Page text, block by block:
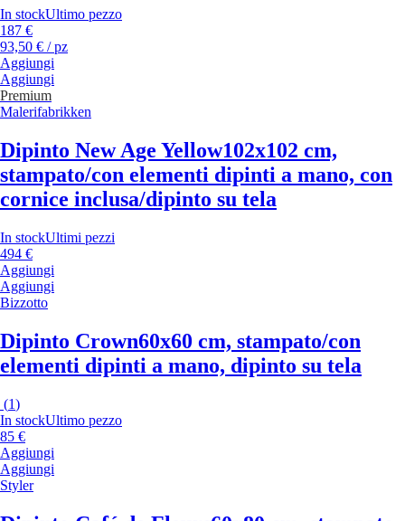
In stockUltimo pezzo
187 €
93,50 € / pz
Aggiungi
Aggiungi
Premium
Malerifabrikken
Dipinto New Age Yellow102x102 cm,
stampato/con elementi dipinti a mano, con
cornice inclusa/dipinto su tela
In stockUltimi pezzi
494 €
Aggiungi
Aggiungi
Bizzotto
Dipinto Crown60x60 cm, stampato/con
elementi dipinti a mano, dipinto su tela
(1)
In stockUltimo pezzo
85 €
Aggiungi
Aggiungi
Styler